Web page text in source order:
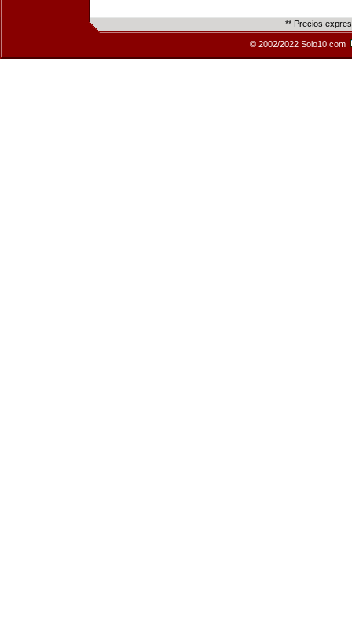
** Precios
© 2002/2022 Solo10.com